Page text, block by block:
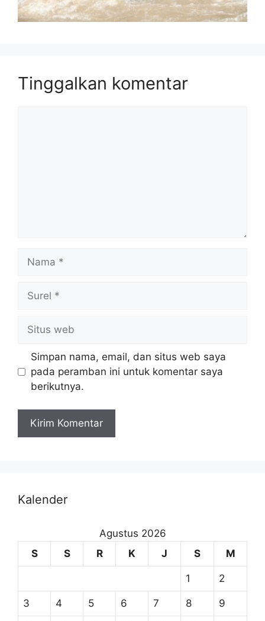
Tinggalkan komentar
Simpan nama, email, dan situs web saya
pada peramban ini untuk komentar saya
berikutnya.
Kalender
Agustus 2026
S
S R K J S M
1 2
3 4 5 6 7 8 9